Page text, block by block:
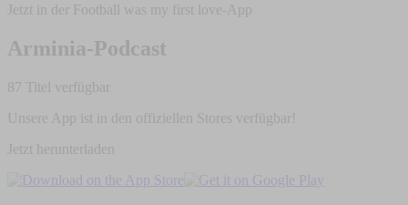
Jetzt in der Football was my first love-App
Arminia-Podcast
87 Titel verfügbar
Unsere App ist in den offiziellen Stores verfügbar!
Jetzt herunterladen